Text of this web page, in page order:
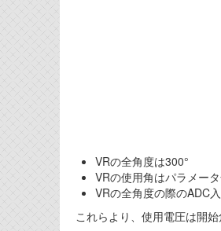
VRの全角度は300°
VRの使用角はパラメー
VRの全角度の際のADC
これらより、使用電圧は開